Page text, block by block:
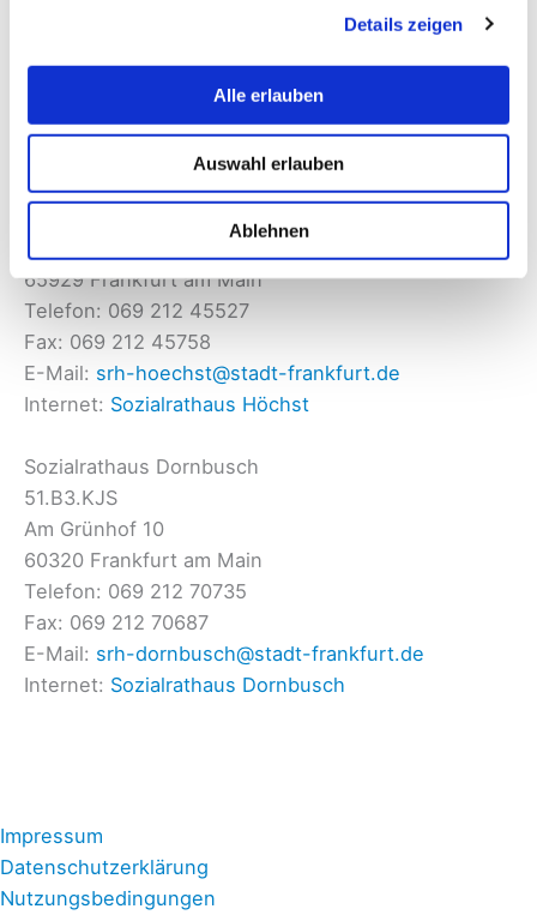
Details zeigen
Alle erlauben
Auswahl erlauben
Ablehnen
Fax: 069 212 30735
srh-sachsenhausen@stadt-frankfurt.de
Internet:Sozialrathaus Sachsenhausen
Sozialrathaus Höchst
65929 Frankfurt am Main
Telefon: 069 212 45527
Fax: 069 212 45758
E-Mail: srh-hoechst@stadt-frankfurt.de
Internet: Sozialrathaus Höchst
Sozialrathaus Dornbusch
51.B3.KJS
Am Grünhof 10
60320 Frankfurt am Main
Telefon: 069 212 70735
Fax: 069 212 70687
E-Mail: srh-dornbusch@stadt-frankfurt.de
Internet: Sozialrathaus Dornbusch
Impressum
Datenschutzerklärung
Nutzungsbedingungen